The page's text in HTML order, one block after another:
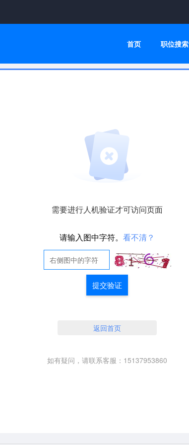
首页 职位搜索
需要进行人机验证才可访问页面
请输入图中字符。 看不清？
提交验证
返回首页
如有疑问，请联系客服：15137953860